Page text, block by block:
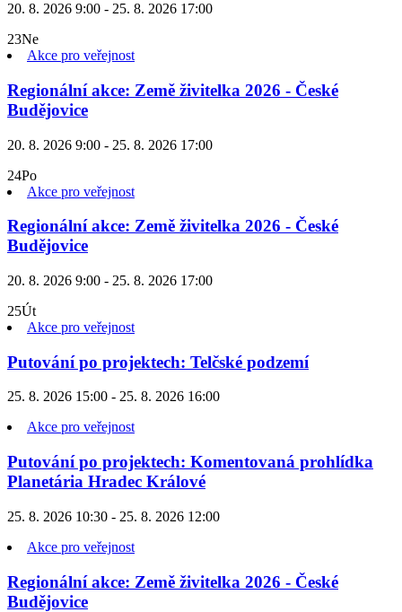
20. 8. 2026 9:00 - 25. 8. 2026 17:00
23Ne
Akce pro veřejnost
Regionální akce: Země živitelka 2026 - České
Budějovice
20. 8. 2026 9:00 - 25. 8. 2026 17:00
24Po
Akce pro veřejnost
Regionální akce: Země živitelka 2026 - České
Budějovice
20. 8. 2026 9:00 - 25. 8. 2026 17:00
25Út
Akce pro veřejnost
Putování po projektech: Telčské podzemí
25. 8. 2026 15:00 - 25. 8. 2026 16:00
Akce pro veřejnost
Putování po projektech: Komentovaná prohlídka
Planetária Hradec Králové
25. 8. 2026 10:30 - 25. 8. 2026 12:00
Akce pro veřejnost
Regionální akce: Země živitelka 2026 - České
Budějovice